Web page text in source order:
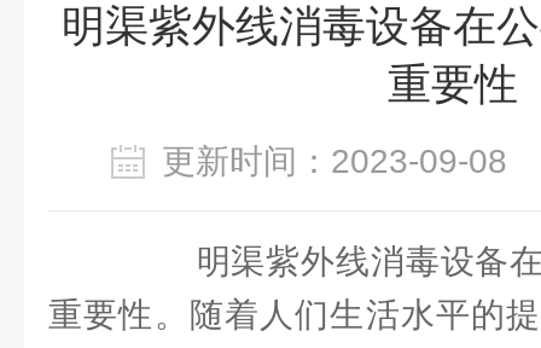
明渠紫外线消毒设备在
重要性
更新时间：2023-09-
明渠紫外线消毒设备在
重要性。随着人们生活水平的